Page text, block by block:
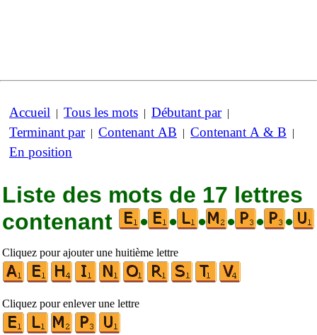
Accueil | Tous les mots | Débutant par|
Terminant par| Contenant AB | Contenant A & B |
En position
Liste des mots de 17 lettres
contenant
• • • • • •
Cliquez pour ajouter une huitième lettre
Cliquez pour enlever une lettre